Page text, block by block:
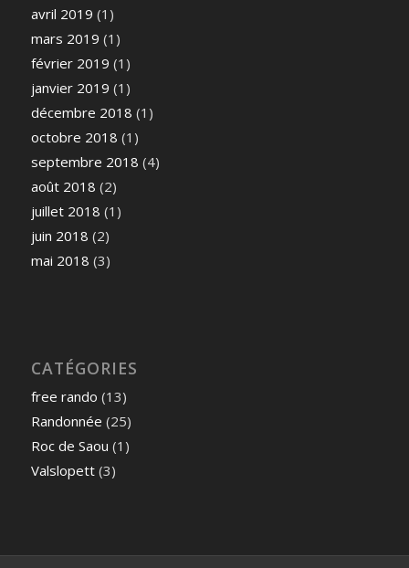
avril 2019 (1)
mars 2019 (1)
février 2019 (1)
janvier 2019 (1)
décembre 2018 (1)
octobre 2018 (1)
septembre 2018 (4)
août 2018 (2)
juillet 2018 (1)
juin 2018 (2)
mai 2018 (3)
CATÉGORIES
free rando (13)
Randonnée (25)
Roc de Saou (1)
Valslopett(3)